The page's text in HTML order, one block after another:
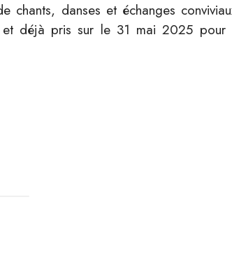
chants, danses et échanges
et déjà pris sur le 31 mai 2025 pour